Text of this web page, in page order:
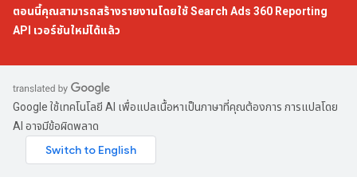
ตอนนี้คุณสามารถสร้างรายงานโดยใช้Search Ads 360 Reporting
API เวอร์ชันใหม่ได้แล้ว
Google ใช้เทคโนโลยี AI เพื่อแปลเนื้อหาเป็นภาษาที่คุณต้องการ การแปลโดย
AI อาจมีข้อผิดพลาด